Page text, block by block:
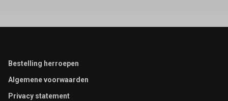
Footer
Bestelling herroepen
Algemene voorwaarden
Privacy statement